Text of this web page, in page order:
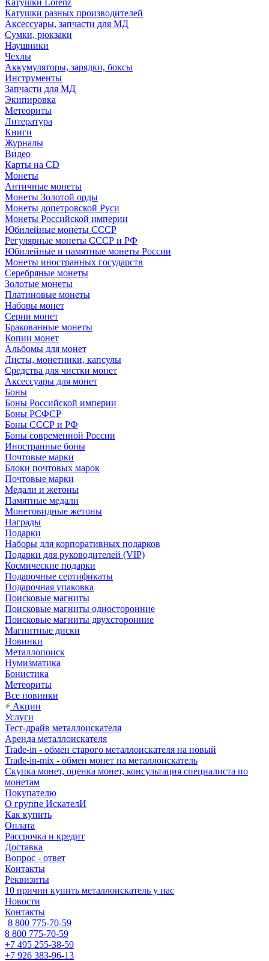
Катушки Lorenz
Катушки разных производителей
Аксессуары, запчасти для МД
Сумки, рюкзаки
Наушники
Чехлы
Аккумуляторы, зарядки, боксы
Инструменты
Запчасти для МД
Экипировка
Метеориты
Литература
Книги
Журналы
Видео
Карты на CD
Монеты
Античные монеты
Монеты Золотой орды
Монеты допетровской Руси
Монеты Российской империи
Юбилейные монеты СССР
Регулярные монеты СССР и РФ
Юбилейные и памятные монеты России
Монеты иностранных государств
Серебряные монеты
Золотые монеты
Платиновые монеты
Наборы монет
Серии монет
Бракованные монеты
Копии монет
Альбомы для монет
Листы, монетники, капсулы
Средства для чистки монет
Аксессуары для монет
Боны
Боны Российской империи
Боны РСФСР
Боны СССР и РФ
Боны современной России
Иностранные боны
Почтовые марки
Блоки почтовых марок
Почтовые марки
Медали и жетоны
Памятные медали
Монетовидные жетоны
Награды
Подарки
Наборы для корпоративных подарков
Подарки для руководителей (VIP)
Космические подарки
Подарочные сертификаты
Подарочная упаковка
Поисковые магниты
Поисковые магниты односторонние
Поисковые магниты двухсторонние
Магнитные диски
Новинки
Металлопоиск
Нумизматика
Бонистика
Метеориты
Все новинки
Акции
Услуги
Тест-драйв металлоискателя
Аренда металлоискателя
Trade-in - обмен старого металлоискателя на новый
Trade-in-mix - обмен монет на металлоискатель
Скупка монет, оценка монет, консультация специалиста по
монетам
Покупателю
О группе ИскателИ
Как купить
Оплата
Рассрочка и кредит
Доставка
Вопрос - ответ
Контакты
Реквизиты
10 причин купить металлоискатель у нас
Новости
Контакты
8 800 775-70-59
8 800 775-70-59
+7 495 255-38-59
+7 926 383-96-13